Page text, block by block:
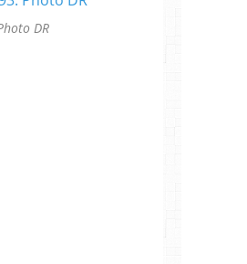
DR